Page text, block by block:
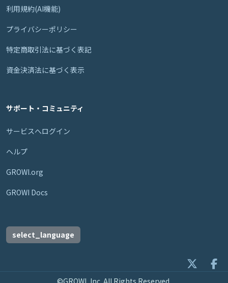
利用規約(AI機能)
プライバシーポリシー
特定商取引法に基づく表記
資金決済法に基づく表示
サポート・コミュニティ
サービスへログイン
ヘルプ
GROWI.org
GROWI Docs
select_language
©GROWI, Inc. All Rights Reserved.